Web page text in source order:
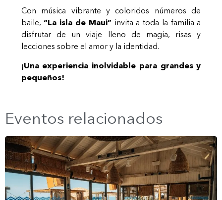
Con música vibrante y coloridos números de
baile,“La isla de Maui”invita a toda la familia a
disfrutar de un viaje lleno de magia, risas y
lecciones sobre el amor y la identidad.
¡Una experiencia inolvidable para grandes y
pequeños!
Eventos relacionados